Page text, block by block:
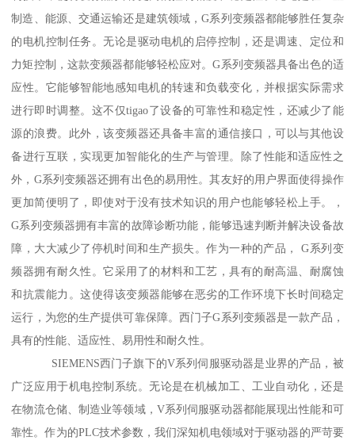
制造、能源、交通运输还是建筑领域，G系列变频器都能够胜任复杂
的电机控制任务。无论是驱动电机的启停控制，还是调速、定位和
力矩控制，这款变频器都能够轻松应对。G系列变频器具备出色的适
应性。它能够智能地感知电机的转速和负载变化，并根据实际需求
进行即时调整。这不仅tigao了设备的可靠性和稳定性，还减少了能
源的浪费。此外，该变频器还具备丰富的通信接口，可以与其他设
备进行互联，实现更加智能化的生产与管理。除了性能和适应性之
外，G系列变频器还拥有出色的易用性。其友好的用户界面使得操作
更加简便明了，即使对于没有技术知识的用户也能够轻松上手。，
G系列变频器拥有丰富的故障诊断功能，能够迅速判断并解决设备故
障，大大减少了停机时间和生产损失。作为一种的产品， G系列变
频器拥有耐久性。它采用了的材料和工艺，具有的耐高温、耐腐蚀
和抗震能力。这使得该变频器能够在恶劣的工作环境下长时间稳定
运行，为您的生产提供可靠保障。西门子G系列变频器是一款产品，
具有的性能、适应性、易用性和耐久性。
SIEMENS西门子旗下的V系列伺服驱动器是业界的产品，被
广泛应用于机电控制系统。无论是在机械加工、工业自动化，还是
在物流仓储、制造业等领域，V系列伺服驱动器都能展现出性能和可
靠性。作为的PLC技术参数，我们深知机电领域对于驱动器的严苛要